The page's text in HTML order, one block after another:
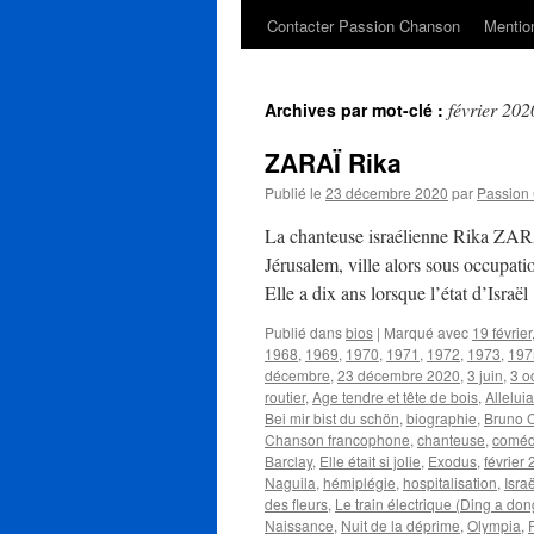
Contacter Passion Chanson
Archives par mot-clé : février
ZARAÏ Rika
Publié le 23 décembre 2020 par Passion
La chanteuse israélienne Rika
Jérusalem, ville alors sous
Elle a dix ans lorsque l’état
Publié dansbios | Marqué avec 19 février,
1968, 1969, 1970, 1971 , 1972, 1973,
décembre, 23 décembre 2020, 3 juin, 3
routier, Age tendre et tête de bois, Alleluia
Bei mir bist du schön, biographie, Bruno
Chanson francophone, chanteuse,
Barclay, Elle était si jolie, Exodus, février
Naguila, hémiplégie, hospitalisation,
des fleurs, Le train électrique (Ding a
Naissance, Nuit de la déprime, Olympia,